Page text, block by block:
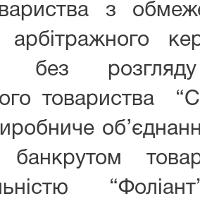
з
арбітражного
без
товариства
банкрутом